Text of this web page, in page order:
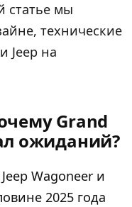
статье мы
технические
Jeep на
Grand
ожиданий?
Wagoneer и
2025 года